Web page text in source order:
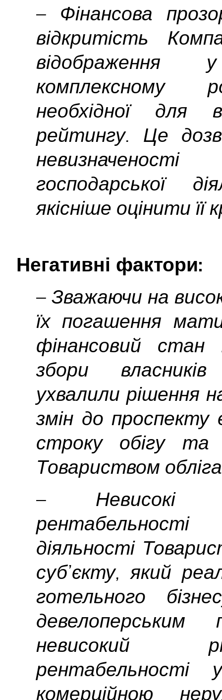
– Фінансова
відкритість
комплексному
необхідної для
рейтингу. Це
господарської
якісніше оцінити
Негативні фактори:
– Зважаючи на
їх погашення
фінансовий стан
збори
ухвалили рішення
змін до проспекту
строку обігу та
Товариством
– Невисокі
діяльності
суб’єкту, який
готельного
невисокий
рентабельності
комерційною